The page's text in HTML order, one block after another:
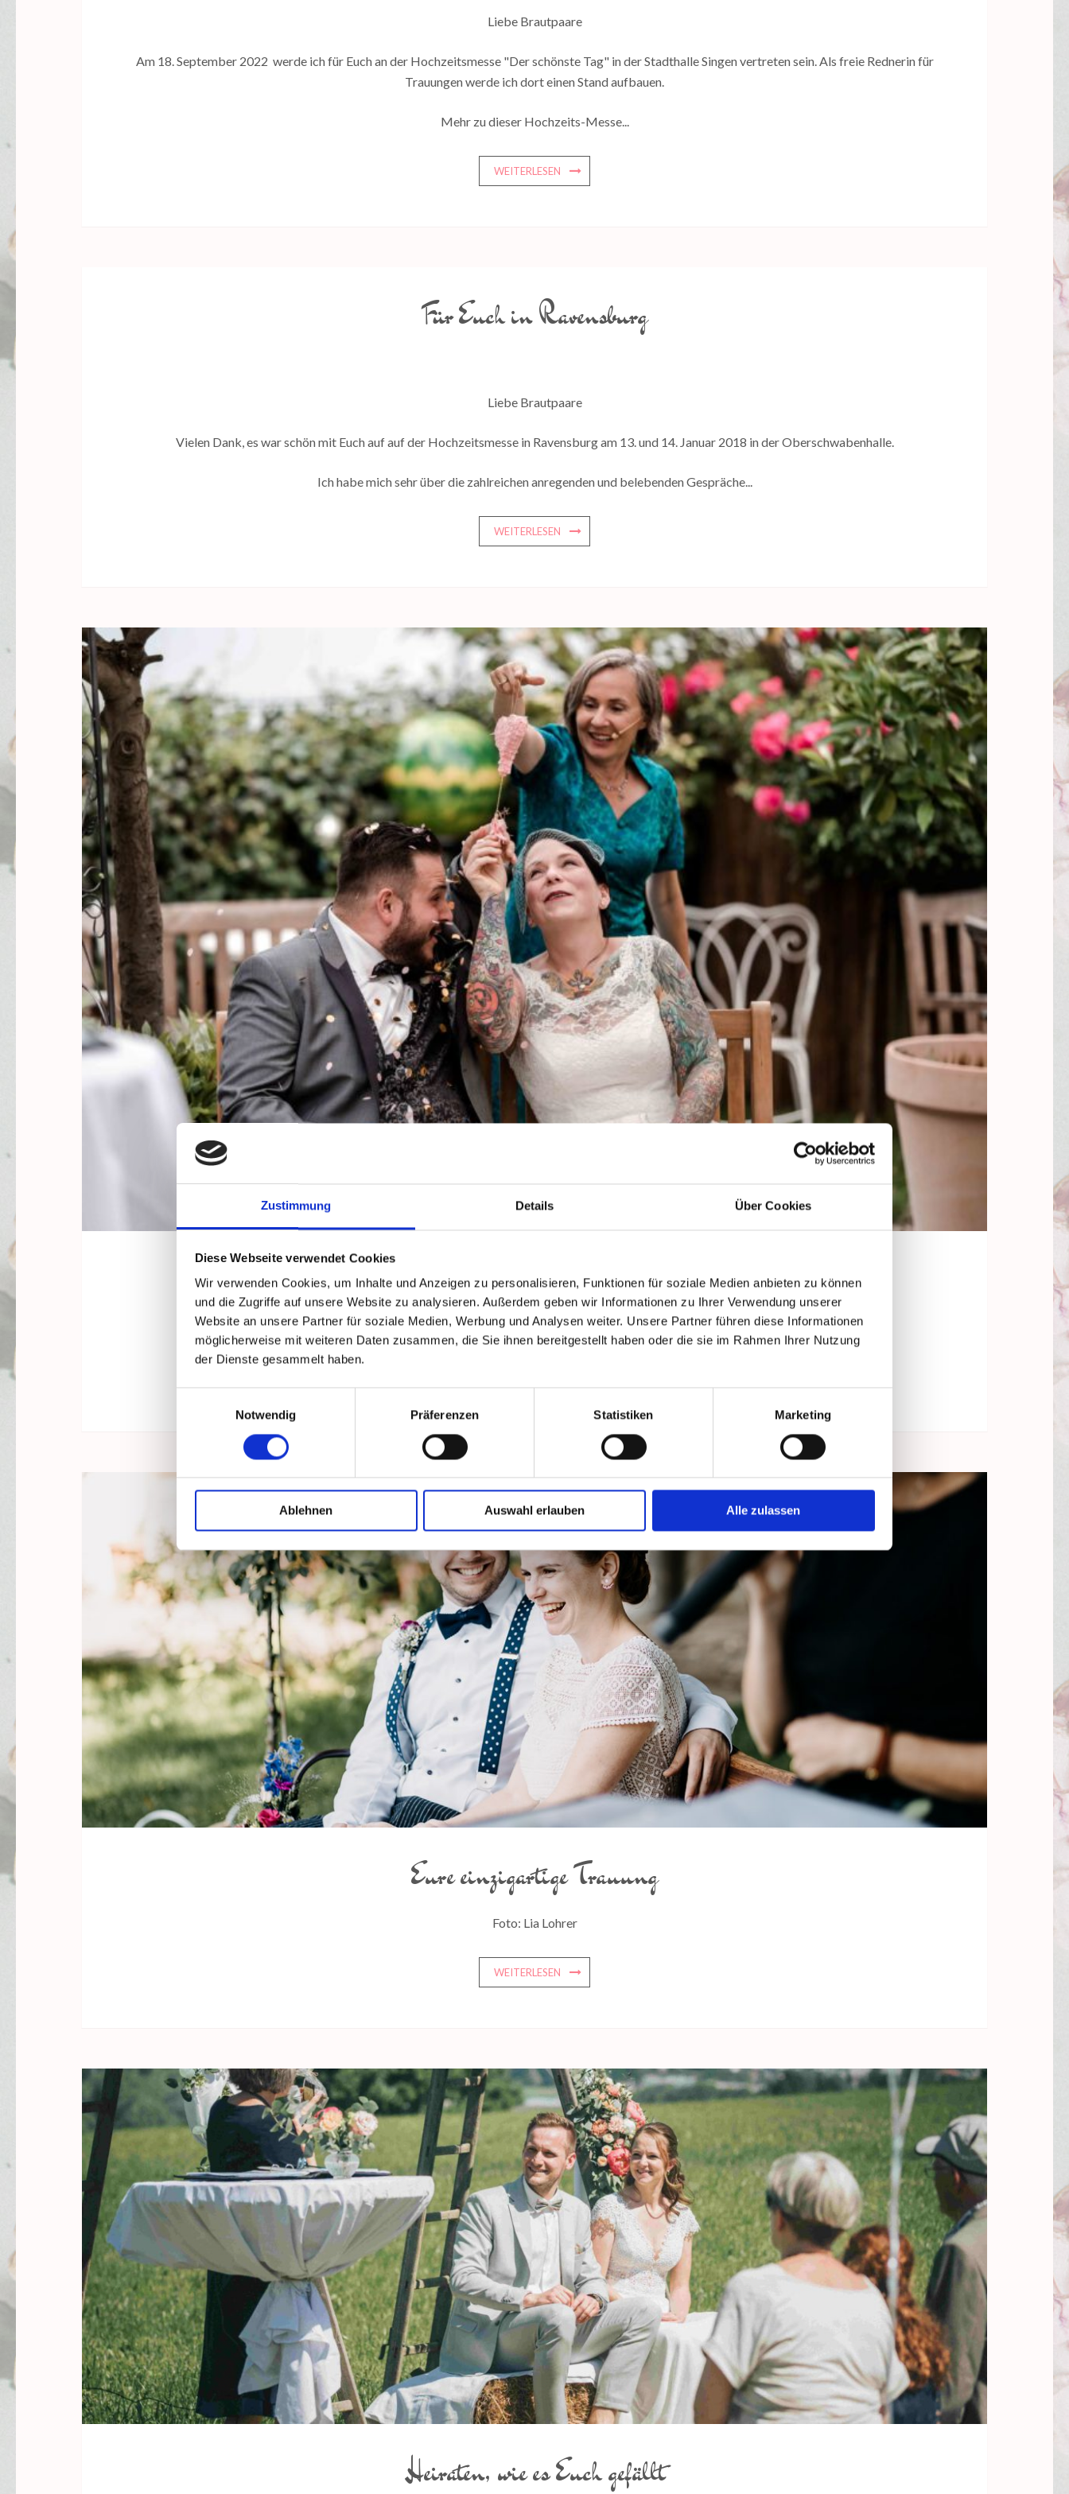
Zustimmung Details Über Cookies
Diese Webseite verwendet Cookies
Wir verwenden Cookies, um Inhalte und Anzeigen zu personalisieren, Funktionen für soziale Medien anbieten zu können
und die Zugriffe auf unsere Website zu analysieren. Außerdem geben wir Informationen zu Ihrer Verwendung unserer
Website an unsere Partner für soziale Medien, Werbung und Analysen weiter. Unsere Partner führen diese Informationen
möglicherweise mit weiteren Daten zusammen, die Sie ihnen bereitgestellt haben oder die sie im Rahmen Ihrer Nutzung
der Dienste gesammelt haben.
Notwendig
Präferenzen Statistiken Marketing
Ablehnen Auswahl erlauben Alle zulassen
Liebe Brautpaare
Am 18. September 2022 werde ich für Euch an der Hochzeitsmesse "Der schönste Tag" in der Stadthalle Singen vertreten sein. Als freie Rednerin für
Trauungen werde ich dort einen Stand aufbauen.
Mehr zu dieser Hochzeits-Messe...
WEITERLESEN
Für Euch in Ravensburg
Liebe Brautpaare
Vielen Dank, es war schön mit Euch auf auf der Hochzeitsmesse in Ravensburg am 13. und 14. Januar 2018 in der Oberschwabenhalle.
Ich habe mich sehr über die zahlreichen anregenden und belebenden Gespräche...
WEITERLESEN
schreiben, reden, lieben
Foto: Lukas Leertaste
Eure einzigartige Trauung
Foto: Lia Lohrer
WEITERLESEN
Heiraten, wie es Euch gefällt